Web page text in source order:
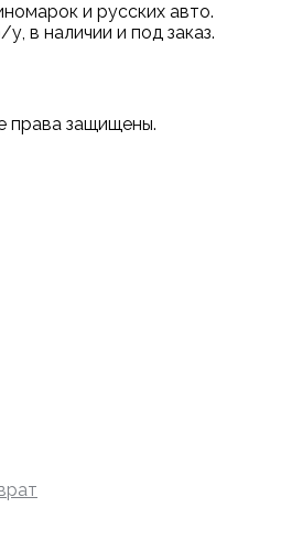
и русских авто.
в наличии и под заказ.
права защищены.